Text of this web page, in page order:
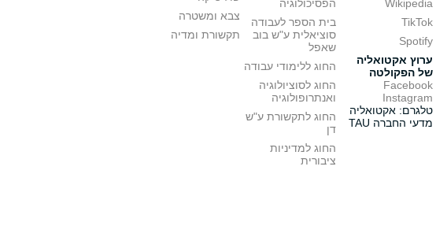
Wikipedia
TikTok
Spotify
ערוץ אקטואליה
של הפקולטה
Facebook
Instagram
טלגרם: אקטואליה
מדעי החברה TAU
הפסיכולוגיה
בית הספר לעבודה
סוציאלית ע"ש בוב
שאפל
החוג ללימודי עבודה
החוג לסוציולוגיה
ואנתרופולוגיה
החוג לתקשורת ע"ש
דן
החוג למדיניות
ציבורית
צבא ומשטרה
תקשורת ומדיה